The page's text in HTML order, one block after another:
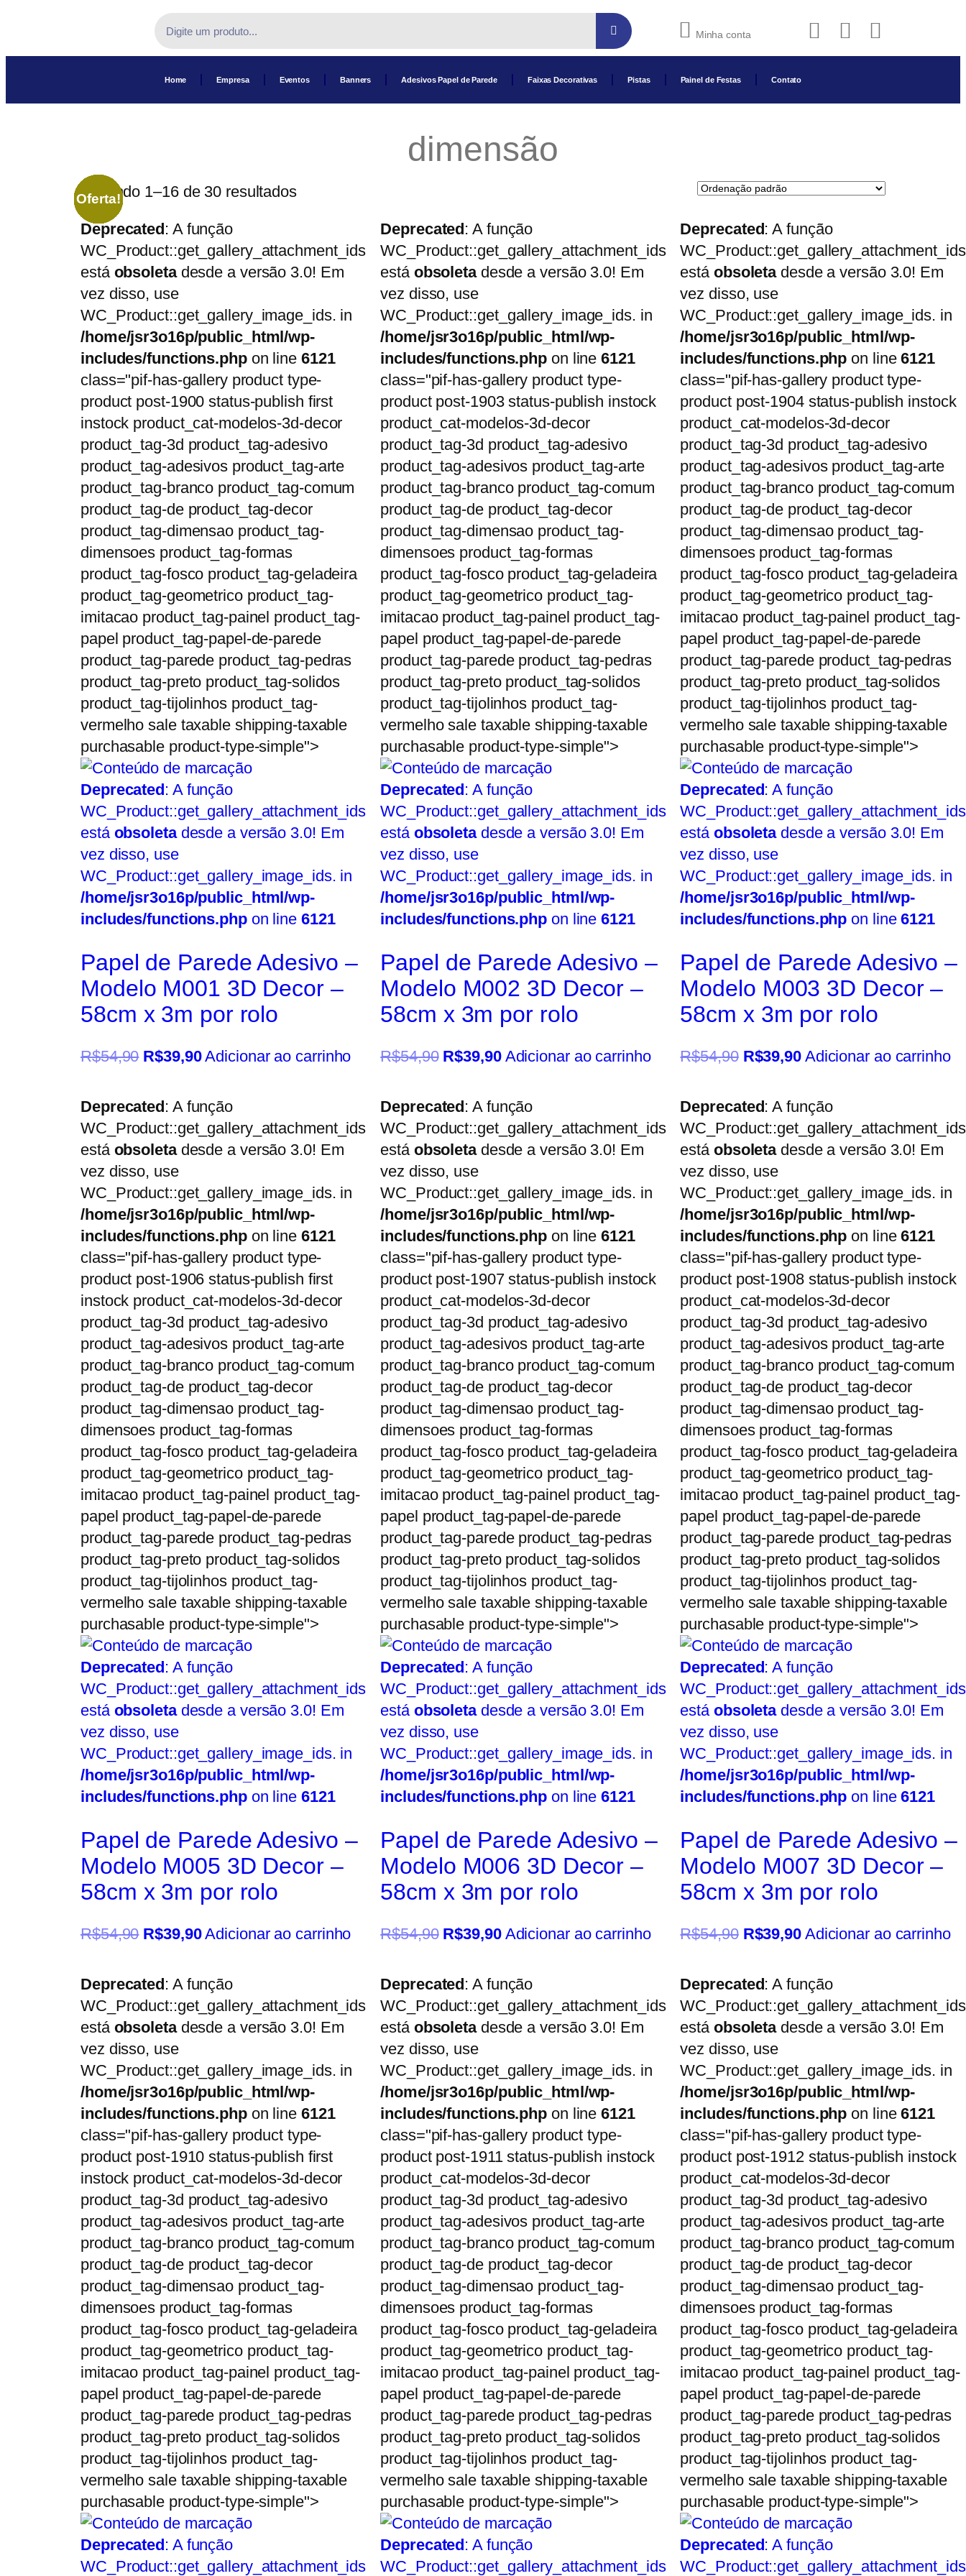
Minha conta
Home Empresa Eventos Banners Adesivos Papel de Parede Faixas Decorativas Pistas Painel de Festas Contato
dimensão
Exibindo 1–16 de 30 resultados
Deprecated: A função
WC_Product::get_gallery_attachment_ids
está obsoletadesde a versão 3.0! Em
vez disso, use
WC_Product::get_gallery_image_ids. in
/home/jsr3o16p/public_html/wp-
includes/functions.phpon line 6121
class="pif-has-gallery product type-
product post-1900 status-publish first
instock product_cat-modelos-3d-decor
product_tag-3d product_tag-adesivo
product_tag-adesivos product_tag-arte
product_tag-branco product_tag-comum
product_tag-de product_tag-decor
product_tag-dimensao product_tag-
dimensoes product_tag-formas
product_tag-fosco product_tag-geladeira
product_tag-geometrico product_tag-
imitacao product_tag-painel product_tag-
papel product_tag-papel-de-parede
product_tag-parede product_tag-pedras
product_tag-preto product_tag-solidos
product_tag-tijolinhos product_tag-
vermelho sale taxable shipping-taxable
purchasable product-type-simple">
Oferta!
Deprecated: A função
WC_Product::get_gallery_attachment_ids
está obsoletadesde a versão 3.0! Em
vez disso, use
WC_Product::get_gallery_image_ids. in
/home/jsr3o16p/public_html/wp-
includes/functions.phpon line 6121
Papel de Parede Adesivo –
Modelo M001 3D Decor –
58cm x 3m por rolo
R$54,90 R$39,90Adicionar ao carrinho
Deprecated: A função
WC_Product::get_gallery_attachment_ids
está obsoletadesde a versão 3.0! Em
vez disso, use
WC_Product::get_gallery_image_ids. in
/home/jsr3o16p/public_html/wp-
includes/functions.php on line6121
class="pif-has-gallery product type-
product post-1903 status-publish instock
product_cat-modelos-3d-decor
product_tag-3d product_tag-adesivo
product_tag-adesivos product_tag-arte
product_tag-branco product_tag-comum
product_tag-de product_tag-decor
product_tag-dimensao product_tag-
dimensoes product_tag-formas
product_tag-fosco product_tag-geladeira
product_tag-geometrico product_tag-
imitacao product_tag-painel product_tag-
papel product_tag-papel-de-parede
product_tag-parede product_tag-pedras
product_tag-preto product_tag-solidos
product_tag-tijolinhos product_tag-
vermelho sale taxable shipping-taxable
purchasable product-type-simple">
Oferta!
Deprecated: A função
WC_Product::get_gallery_attachment_ids
está obsoletadesde a versão 3.0! Em
vez disso, use
WC_Product::get_gallery_image_ids. in
/home/jsr3o16p/public_html/wp-
includes/functions.php on line6121
Papel de Parede Adesivo –
Modelo M002 3D Decor –
58cm x 3m por rolo
R$54,90 R$39,90 Adicionar ao carrinho
Deprecated: A função
WC_Product::get_gallery_attachment_ids
está obsoletadesde a versão 3.0! Em
vez disso, use
WC_Product::get_gallery_image_ids. in
/home/jsr3o16p/public_html/wp-
includes/functions.php on line6121
class="pif-has-gallery product type-
product post-1904 status-publish instock
product_cat-modelos-3d-decor
product_tag-3d product_tag-adesivo
product_tag-adesivos product_tag-arte
product_tag-branco product_tag-comum
product_tag-de product_tag-decor
product_tag-dimensao product_tag-
dimensoes product_tag-formas
product_tag-fosco product_tag-geladeira
product_tag-geometrico product_tag-
imitacao product_tag-painel product_tag-
papel product_tag-papel-de-parede
product_tag-parede product_tag-pedras
product_tag-preto product_tag-solidos
product_tag-tijolinhos product_tag-
vermelho sale taxable shipping-taxable
purchasable product-type-simple">
Oferta!
Deprecated: A função
WC_Product::get_gallery_attachment_ids
está obsoletadesde a versão 3.0! Em
vez disso, use
WC_Product::get_gallery_image_ids. in
/home/jsr3o16p/public_html/wp-
includes/functions.php on line6121
Papel de Parede Adesivo –
Modelo M003 3D Decor –
58cm x 3m por rolo
R$54,90 R$39,90 Adicionar ao carrinho
Oferta!
Deprecated: A função
WC_Product::get_gallery_attachment_ids
está obsoletadesde a versão 3.0! Em
vez disso, use
WC_Product::get_gallery_image_ids. in
/home/jsr3o16p/public_html/wp-
includes/functions.phpon line 6121
class="pif-has-gallery product type-
product post-1906 status-publish first
instock product_cat-modelos-3d-decor
product_tag-3d product_tag-adesivo
product_tag-adesivos product_tag-arte
product_tag-branco product_tag-comum
product_tag-de product_tag-decor
product_tag-dimensao product_tag-
dimensoes product_tag-formas
product_tag-fosco product_tag-geladeira
product_tag-geometrico product_tag-
imitacao product_tag-painel product_tag-
papel product_tag-papel-de-parede
product_tag-parede product_tag-pedras
product_tag-preto product_tag-solidos
product_tag-tijolinhos product_tag-
vermelho sale taxable shipping-taxable
purchasable product-type-simple">
Oferta!
Deprecated: A função
WC_Product::get_gallery_attachment_ids
está obsoletadesde a versão 3.0! Em
vez disso, use
WC_Product::get_gallery_image_ids. in
/home/jsr3o16p/public_html/wp-
includes/functions.phpon line 6121
Papel de Parede Adesivo –
Modelo M005 3D Decor –
58cm x 3m por rolo
R$54,90 R$39,90Adicionar ao carrinho
Deprecated: A função
WC_Product::get_gallery_attachment_ids
está obsoletadesde a versão 3.0! Em
vez disso, use
WC_Product::get_gallery_image_ids. in
/home/jsr3o16p/public_html/wp-
includes/functions.php on line6121
class="pif-has-gallery product type-
product post-1907 status-publish instock
product_cat-modelos-3d-decor
product_tag-3d product_tag-adesivo
product_tag-adesivos product_tag-arte
product_tag-branco product_tag-comum
product_tag-de product_tag-decor
product_tag-dimensao product_tag-
dimensoes product_tag-formas
product_tag-fosco product_tag-geladeira
product_tag-geometrico product_tag-
imitacao product_tag-painel product_tag-
papel product_tag-papel-de-parede
product_tag-parede product_tag-pedras
product_tag-preto product_tag-solidos
product_tag-tijolinhos product_tag-
vermelho sale taxable shipping-taxable
purchasable product-type-simple">
Oferta!
Deprecated: A função
WC_Product::get_gallery_attachment_ids
está obsoletadesde a versão 3.0! Em
vez disso, use
WC_Product::get_gallery_image_ids. in
/home/jsr3o16p/public_html/wp-
includes/functions.php on line6121
Papel de Parede Adesivo –
Modelo M006 3D Decor –
58cm x 3m por rolo
R$54,90 R$39,90 Adicionar ao carrinho
Deprecated: A função
WC_Product::get_gallery_attachment_ids
está obsoletadesde a versão 3.0! Em
vez disso, use
WC_Product::get_gallery_image_ids. in
/home/jsr3o16p/public_html/wp-
includes/functions.php on line6121
class="pif-has-gallery product type-
product post-1908 status-publish instock
product_cat-modelos-3d-decor
product_tag-3d product_tag-adesivo
product_tag-adesivos product_tag-arte
product_tag-branco product_tag-comum
product_tag-de product_tag-decor
product_tag-dimensao product_tag-
dimensoes product_tag-formas
product_tag-fosco product_tag-geladeira
product_tag-geometrico product_tag-
imitacao product_tag-painel product_tag-
papel product_tag-papel-de-parede
product_tag-parede product_tag-pedras
product_tag-preto product_tag-solidos
product_tag-tijolinhos product_tag-
vermelho sale taxable shipping-taxable
purchasable product-type-simple">
Oferta!
Deprecated: A função
WC_Product::get_gallery_attachment_ids
está obsoletadesde a versão 3.0! Em
vez disso, use
WC_Product::get_gallery_image_ids. in
/home/jsr3o16p/public_html/wp-
includes/functions.php on line6121
Papel de Parede Adesivo –
Modelo M007 3D Decor –
58cm x 3m por rolo
R$54,90 R$39,90 Adicionar ao carrinho
Oferta!
Deprecated: A função
WC_Product::get_gallery_attachment_ids
está obsoletadesde a versão 3.0! Em
vez disso, use
WC_Product::get_gallery_image_ids. in
/home/jsr3o16p/public_html/wp-
includes/functions.phpon line 6121
class="pif-has-gallery product type-
product post-1910 status-publish first
instock product_cat-modelos-3d-decor
product_tag-3d product_tag-adesivo
product_tag-adesivos product_tag-arte
product_tag-branco product_tag-comum
product_tag-de product_tag-decor
product_tag-dimensao product_tag-
dimensoes product_tag-formas
product_tag-fosco product_tag-geladeira
product_tag-geometrico product_tag-
imitacao product_tag-painel product_tag-
papel product_tag-papel-de-parede
product_tag-parede product_tag-pedras
product_tag-preto product_tag-solidos
product_tag-tijolinhos product_tag-
vermelho sale taxable shipping-taxable
purchasable product-type-simple">
Oferta!
Deprecated: A função
WC_Product::get_gallery_attachment_ids
Deprecated: A função
WC_Product::get_gallery_attachment_ids
está obsoletadesde a versão 3.0! Em
vez disso, use
WC_Product::get_gallery_image_ids. in
/home/jsr3o16p/public_html/wp-
includes/functions.php on line6121
class="pif-has-gallery product type-
product post-1911 status-publish instock
product_cat-modelos-3d-decor
product_tag-3d product_tag-adesivo
product_tag-adesivos product_tag-arte
product_tag-branco product_tag-comum
product_tag-de product_tag-decor
product_tag-dimensao product_tag-
dimensoes product_tag-formas
product_tag-fosco product_tag-geladeira
product_tag-geometrico product_tag-
imitacao product_tag-painel product_tag-
papel product_tag-papel-de-parede
product_tag-parede product_tag-pedras
product_tag-preto product_tag-solidos
product_tag-tijolinhos product_tag-
vermelho sale taxable shipping-taxable
purchasable product-type-simple">
Oferta!
Deprecated: A função
WC_Product::get_gallery_attachment_ids
Deprecated: A função
WC_Product::get_gallery_attachment_ids
está obsoletadesde a versão 3.0! Em
vez disso, use
WC_Product::get_gallery_image_ids. in
/home/jsr3o16p/public_html/wp-
includes/functions.php on line6121
class="pif-has-gallery product type-
product post-1912 status-publish instock
product_cat-modelos-3d-decor
product_tag-3d product_tag-adesivo
product_tag-adesivos product_tag-arte
product_tag-branco product_tag-comum
product_tag-de product_tag-decor
product_tag-dimensao product_tag-
dimensoes product_tag-formas
product_tag-fosco product_tag-geladeira
product_tag-geometrico product_tag-
imitacao product_tag-painel product_tag-
papel product_tag-papel-de-parede
product_tag-parede product_tag-pedras
product_tag-preto product_tag-solidos
product_tag-tijolinhos product_tag-
vermelho sale taxable shipping-taxable
purchasable product-type-simple">
Oferta!
Deprecated: A função
WC_Product::get_gallery_attachment_ids
Oferta!
Oferta!
Oferta!
Oferta!
Oferta!